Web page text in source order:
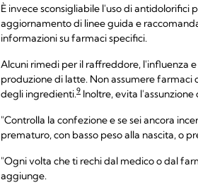
È invece sconsigliabile l'uso di antidolorifici
aggiornamento di linee guida e
informazioni su farmaci specifici.
Alcuni rimedi per il raffreddore, l'influenza
produzione di latte. Non assumere
degli ingredienti.9 Inoltre, evita
"Controlla la confezione e se sei ancora
prematuro, con basso peso alla nascita, o
"Ogni volta che ti rechi dal medico o dal
aggiunge.